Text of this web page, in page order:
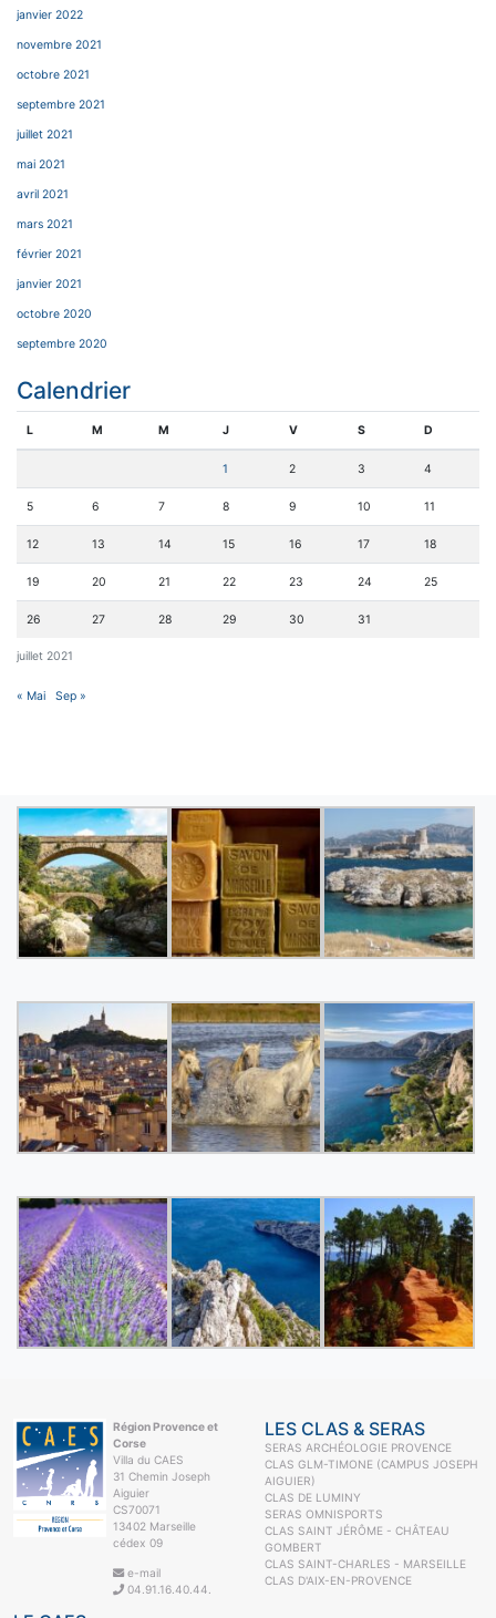
janvier 2022
novembre 2021
octobre 2021
septembre 2021
juillet 2021
mai 2021
avril 2021
mars 2021
février 2021
janvier 2021
octobre 2020
septembre 2020
Calendrier
juillet 2021
L M M J V S D
1 2 3 4
5 6 7 8 9 10 11
12 13 14 15 16 17 18
19 20 21 22 23 24 25
26 27 28 29 30 31
« Mai Sep »
Région Provence et
Corse
Villa du CAES
31 Chemin Joseph
Aiguier
CS70071
13402 Marseille
cédex 09
e-mail
04.91.16.40.44.
LES CLAS & SERAS
SERAS ARCHÉOLOGIE PROVENCE
CLAS GLM-TIMONE (CAMPUS JOSEPH
AIGUIER)
CLAS DE LUMINY
SERAS OMNISPORTS
CLAS SAINT JÉRÔME - CHÂTEAU
GOMBERT
CLAS SAINT-CHARLES - MARSEILLE
CLAS D'AIX-EN-PROVENCE